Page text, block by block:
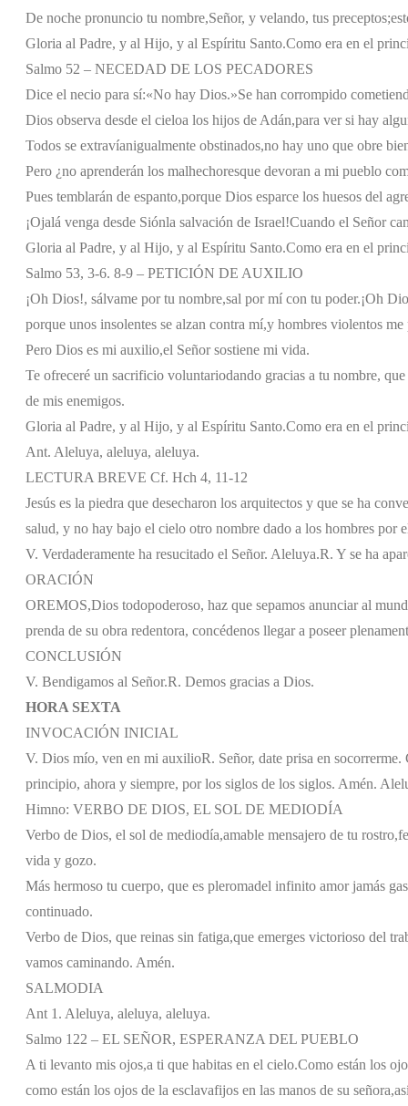
De noche pronuncio tu nombre,Señor, y velando, tus preceptos;
Gloria al Padre, y al Hijo, y al Espíritu Santo.Como era en el
Salmo 52 – NECEDAD DE LOS PECADORES
Dice el necio para sí:«No hay Dios.»Se han corrompido
Dios observa desde el cieloa los hijos de Adán,para ver si hay
Todos se extravíanigualmente obstinados,no hay uno que obre
Pero ¿no aprenderán los malhechoresque devoran a mi pueblo
Pues temblarán de espanto,porque Dios esparce los huesos del
¡Ojalá venga desde Siónla salvación de Israel!Cuando el Señor
Gloria al Padre, y al Hijo, y al Espíritu Santo.Como era en el
Salmo 53, 3-6. 8-9 – PETICIÓN DE AUXILIO
¡Oh Dios!, sálvame por tu nombre,sal por mí con tu poder.¡Oh
porque unos insolentes se alzan contra mí,y hombres violentos me
Pero Dios es mi auxilio,el Señor sostiene mi vida.
Te ofreceré un sacrificio voluntariodando gracias a tu nombre,
de mis enemigos.
Gloria al Padre, y al Hijo, y al Espíritu Santo.Como era en el
Ant. Aleluya, aleluya, aleluya.
LECTURA BREVE Cf. Hch 4, 11-12
Jesús es la piedra que desecharon los arquitectos y que se ha
salud, y no hay bajo el cielo otro nombre dado a los hombres por
V. Verdaderamente ha resucitado el Señor. Aleluya.R. Y se ha
ORACIÓN
OREMOS,Dios todopoderoso, haz que sepamos anunciar al
prenda de su obra redentora, concédenos llegar a poseer
CONCLUSIÓN
V. Bendigamos al Señor.R. Demos gracias a Dios.
HORA SEXTA
INVOCACIÓN INICIAL
V. Dios mío, ven en mi auxilioR. Señor, date prisa en
principio, ahora y siempre, por los siglos de los siglos. Amén.
Himno: VERBO DE DIOS, EL SOL DE MEDIODÍA
Verbo de Dios, el sol de mediodía,amable mensajero de tu rostro,
vida y gozo.
Más hermoso tu cuerpo, que es pleromadel infinito amor jamás
continuado.
Verbo de Dios, que reinas sin fatiga,que emerges victorioso del
vamos caminando. Amén.
SALMODIA
Ant 1. Aleluya, aleluya, aleluya.
Salmo 122 – EL SEÑOR, ESPERANZA DEL PUEBLO
A ti levanto mis ojos,a ti que habitas en el cielo.Como están los
como están los ojos de la esclavafijos en las manos de su señora,